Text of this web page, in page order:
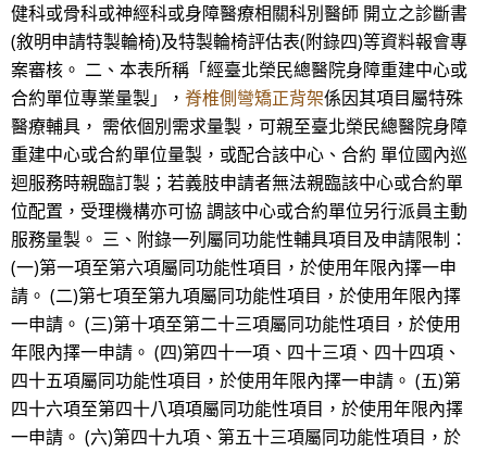
健科或骨科或神經科或身障醫療相關科別醫師 開立之診斷書
(敘明申請特製輪椅)及特製輪椅評估表(附錄四)等資料報會專
案審核。 二、本表所稱「經臺北榮民總醫院身障重建中心或
合約單位專業量製」， 脊椎側彎矯正背架係因其項目屬特殊
醫療輔具， 需依個別需求量製，可親至臺北榮民總醫院身障
重建中心或合約單位量製，或配合該中心、合約 單位國內巡
迴服務時親臨訂製；若義肢申請者無法親臨該中心或合約單
位配置，受理機構亦可協 調該中心或合約單位另行派員主動
服務量製。 三、附錄一列屬同功能性輔具項目及申請限制：
(一)第一項至第六項屬同功能性項目，於使用年限內擇一申
請。 (二)第七項至第九項屬同功能性項目，於使用年限內擇
一申請。 (三)第十項至第二十三項屬同功能性項目，於使用
年限內擇一申請。 (四)第四十一項、四十三項、四十四項、
四十五項屬同功能性項目，於使用年限內擇一申請。 (五)第
四十六項至第四十八項項屬同功能性項目，於使用年限內擇
一申請。 (六)第四十九項、第五十三項屬同功能性項目，於